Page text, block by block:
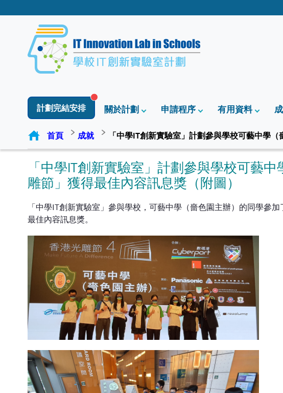
計劃完結安排 關於計劃 申請程序 有用資料
首頁 成就 「中學IT創新實驗室」計劃參與學校可藝中學
「中學IT創新實驗室」計劃參與學校可藝
雕節」獲得最佳內容訊息獎（附圖）
「中學IT創新實驗室」參與學校，可藝中學（嗇色園主辦）的同學參
最佳內容訊息獎。